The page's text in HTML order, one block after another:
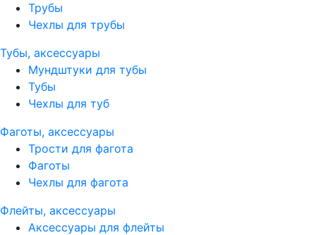
Трубы
Чехлы для трубы
Тубы, аксессуары
Мундштуки для тубы
Тубы
Чехлы для туб
Фаготы, аксессуары
Трости для фагота
Фаготы
Чехлы для фагота
Флейты, аксессуары
Аксессуары для флейты